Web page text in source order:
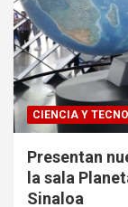
CIENCIA Y
Presentan
la sala
Sinaloa